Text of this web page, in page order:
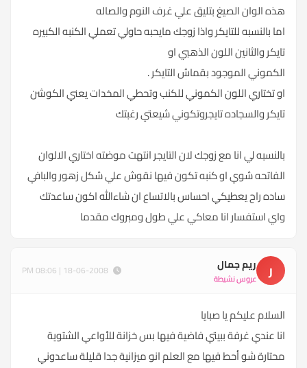
هذه الوان الصيغ بتليق علي غرف النوم والصاله
اما بالنسبه للتايكر واذا زوجك مايحبه حاولي تعملي الكنبه الكبيره
تايكر والثانين اللون الذهبي او
الكموني الموجود بقماش التايكر .
او تختاري اللون الكموني للكنب وتحطي المخدات يعني الكوشن
تايكر والسجاده تايجروتكوني شيعتي رغبتك
بالنسبه لي انا مع زوجك لان التايجر انتهت موضته اختاري الالوان
الفاتحه شوي او كنبه تكون فيها نقوش علي شكل زهور والبافي
ساده راح يعطيكي احساس بالاتساع ان شاءالله اكون ساعدتك
واي استفسار انا معاكي علي طول ومبروك مقدما
ر ريم جمال
عروس نشيطة
السلام عليكم يا صبايا
انا عندي غرفة ببيتي فاضية فيها بس خزانة للأواعي الشتوية
محتارة شو أحط فيها مع العلم انو ميزانية جدا قليلة ساعدوني